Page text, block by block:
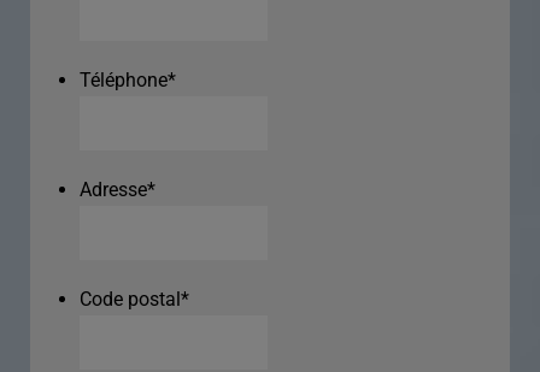
Téléphone*
Adresse*
Code postal*